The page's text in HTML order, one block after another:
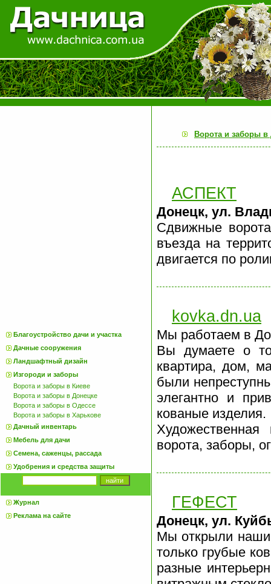
Благоустройство дачи и участка
Дачные сооружения
Ландшафтный дизайн
Изгороди и заборы
Ворота и заборы в Киеве
Ворота и заборы в Донецке
Ворота и заборы в Одессе
Ворота и заборы в Харькове
Дачный инвентарь
Мебель для дачи
Семена, саженцы, рассада
Удобрения и средства защиты
Журнал
Реклама на сайте
Ворота и заборы в
АСПЕКТ
Донецк, ул.
Сдвижные
въезда на
двигается по
kovka.dn.ua
Мы работаем в
Вы думаете о
квартира, дом,
были
элегантно и
кованые изделия.
ворота, заборы,
ГЕФЕСТ
Донецк, ул.
Мы открыли
только грубые
разные